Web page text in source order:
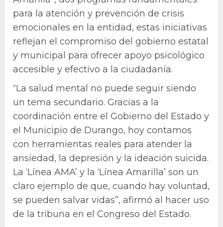
para la atención y prevención de crisis
emocionales en la entidad, estas iniciativas
reflejan el compromiso del gobierno estatal
y municipal para ofrecer apoyo psicológico
accesible y efectivo a la ciudadanía.
“La salud mental no puede seguir siendo
un tema secundario. Gracias a la
coordinación entre el Gobierno del Estado y
el Municipio de Durango, hoy contamos
con herramientas reales para atender la
ansiedad, la depresión y la ideación suicida.
La ‘Línea AMA’ y la ‘Línea Amarilla’ son un
claro ejemplo de que, cuando hay voluntad,
se pueden salvar vidas”, afirmó al hacer uso
de la tribuna en el Congreso del Estado.